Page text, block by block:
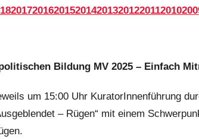
20172016201520142013201220112010
Bildung MV 2025 – Einfach
um 15:00 Uhr KuratorInnenführung
– Rügen“ mit einem